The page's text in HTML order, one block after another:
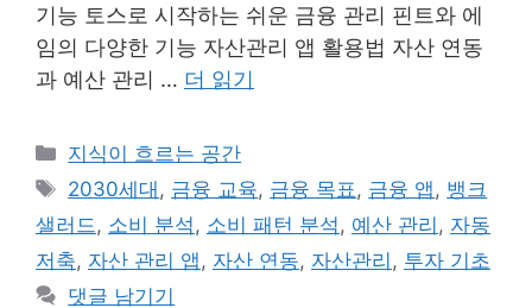
기능 토스로 시작하는 쉬운 금융 관리 핀트와 에
임의 다양한 기능 자산관리 앱 활용법 자산 연동
과 예산 관리 … 더 읽기
카
테
리
지식이 흐르는 공간
태
그
2030세대 , 금융 교육, 금융 목표, 금융 앱, 뱅크
샐러드, 소비 분석, 소비 패턴 분석, 예산 관리 , 자동
저축, 자산 관리 앱, 자산 연동, 자산관리 , 투자 기초
댓글 남기기